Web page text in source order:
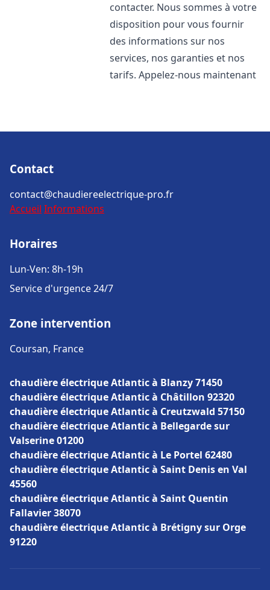
contacter. Nous sommes à votre
disposition pour vous fournir
des informations sur nos
services, nos garanties et nos
tarifs. Appelez-nous maintenant
Contact
contact@chaudiereelectrique-pro.fr
Accueil Informations
Horaires
Lun-Ven: 8h-19h
Service d'urgence 24/7
Zone intervention
Coursan, France
chaudière électrique Atlantic à Blanzy 71450
chaudière électrique Atlantic à Châtillon 92320
chaudière électrique Atlantic à Creutzwald 57150
chaudière électrique Atlantic à Bellegarde sur
Valserine 01200
chaudière électrique Atlantic à Le Portel 62480
chaudière électrique Atlantic à Saint Denis en Val
45560
chaudière électrique Atlantic à Saint Quentin
Fallavier 38070
chaudière électrique Atlantic à Brétigny sur Orge
91220